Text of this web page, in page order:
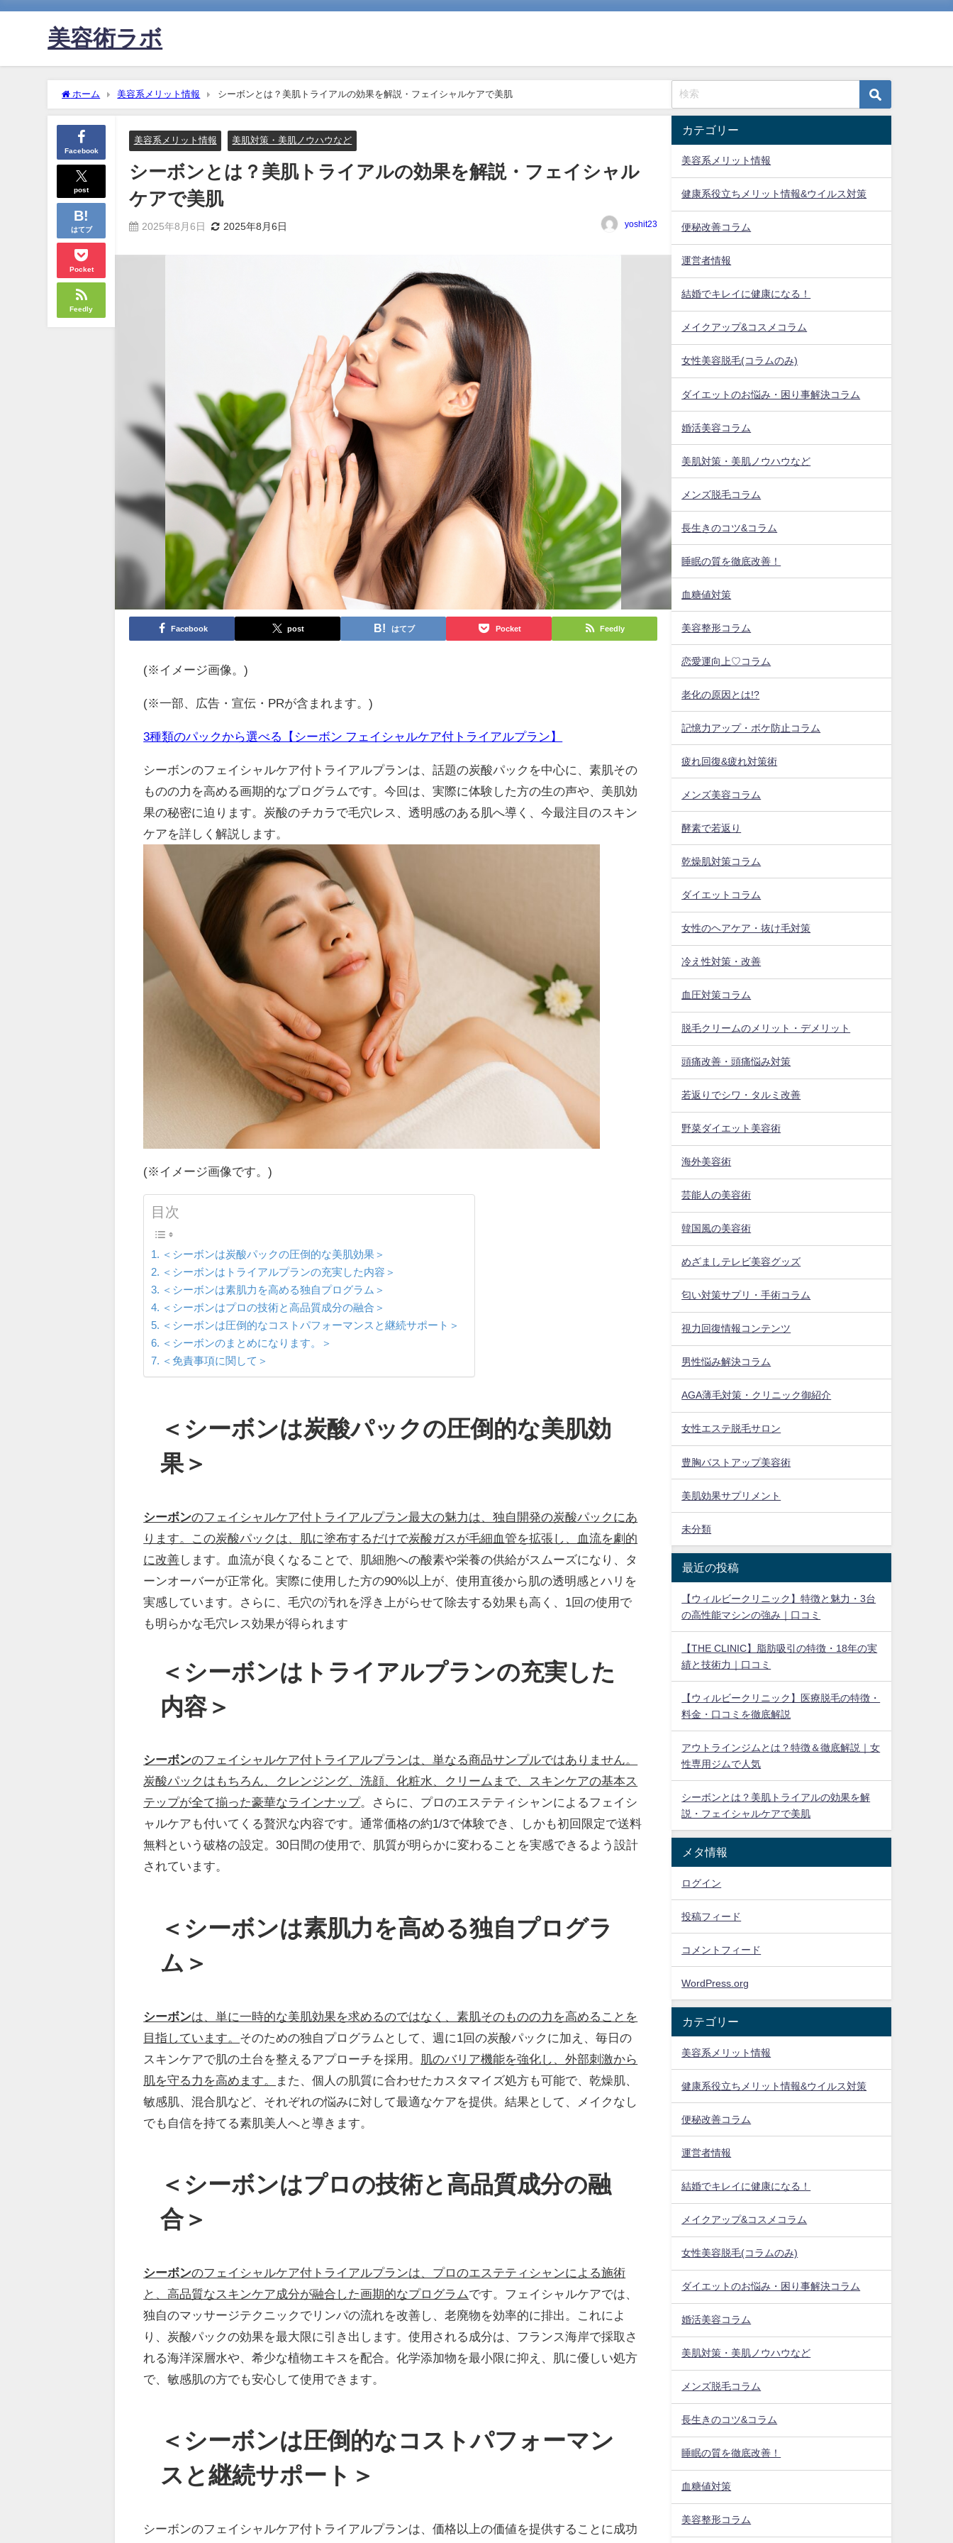
美容術ラボ
ホーム 美容系メリット情報 シーボンとは？美肌トライアルの効果を解説・フェイシャルケアで美肌
Facebook
post
はてブ
Pocket
Feedly
美容系メリット情報 美肌対策・美肌ノウハウなど
シーボンとは？美肌トライアルの効果を解説・フェイシャル
ケアで美肌
2025年8月6日 2025年8月6日 yoshit23
Facebook post はてブ Pocket Feedly
(※イメージ画像。)
(※一部、広告・宣伝・PRが含まれます。)
3種類のパックから選べる【シーボン フェイシャルケア付トライアルプラン】
シーボンのフェイシャルケア付トライアルプランは、話題の炭酸パックを中心に、素肌その
ものの力を高める画期的なプログラムです。今回は、実際に体験した方の生の声や、美肌効
果の秘密に迫ります。炭酸のチカラで毛穴レス、透明感のある肌へ導く、今最注目のスキン
ケアを詳しく解説します。
(※イメージ画像です。)
目次
＜シーボンは炭酸パックの圧倒的な美肌効果＞
＜シーボンはトライアルプランの充実した内容＞
＜シーボンは素肌力を高める独自プログラム＞
＜シーボンはプロの技術と高品質成分の融合＞
＜シーボンは圧倒的なコストパフォーマンスと継続サポート＞
＜シーボンのまとめになります。＞
＜免責事項に関して＞
＜シーボンは炭酸パックの圧倒的な美肌効
果＞
シーボンのフェイシャルケア付トライアルプラン最大の魅力は、独自開発の炭酸パックにあ
ります。この炭酸パックは、肌に塗布するだけで炭酸ガスが毛細血管を拡張し、血流を劇的
に改善します。血流が良くなることで、肌細胞への酸素や栄養の供給がスムーズになり、タ
ーンオーバーが正常化。実際に使用した方の90%以上が、使用直後から肌の透明感とハリを
実感しています。さらに、毛穴の汚れを浮き上がらせて除去する効果も高く、1回の使用で
も明らかな毛穴レス効果が得られます
＜シーボンはトライアルプランの充実した
内容＞
シーボンのフェイシャルケア付トライアルプランは、単なる商品サンプルではありません。
炭酸パックはもちろん、クレンジング、洗顔、化粧水、クリームまで、スキンケアの基本ス
テップが全て揃った豪華なラインナップ。さらに、プロのエステティシャンによるフェイシ
ャルケアも付いてくる贅沢な内容です。通常価格の約1/3で体験でき、しかも初回限定で送料
無料という破格の設定。30日間の使用で、肌質が明らかに変わることを実感できるよう設計
されています。
＜シーボンは素肌力を高める独自プログラ
ム＞
シーボンは、単に一時的な美肌効果を求めるのではなく、素肌そのものの力を高めることを
目指しています。 そのための独自プログラムとして、週に1回の炭酸パックに加え、毎日の
スキンケアで肌の土台を整えるアプローチを採用。
肌のバリア機能を強化し、外部刺激から
肌を守る力を高めます。
また、個人の肌質に合わせたカスタマイズ処方も可能で、乾燥肌、
敏感肌、混合肌など、それぞれの悩みに対して最適なケアを提供。結果として、メイクなし
でも自信を持てる素肌美人へと導きます。
＜シーボンはプロの技術と高品質成分の融
合＞
シーボンのフェイシャルケア付トライアルプランは、プロのエステティシャンによる施術
と、高品質なスキンケア成分が融合した画期的なプログラムです。フェイシャルケアでは、
独自のマッサージテクニックでリンパの流れを改善し、老廃物を効率的に排出。これによ
り、炭酸パックの効果を最大限に引き出します。使用される成分は、フランス海岸で採取さ
れる海洋深層水や、希少な植物エキスを配合。化学添加物を最小限に抑え、肌に優しい処方
で、敏感肌の方でも安心して使用できます。
＜シーボンは圧倒的なコストパフォーマン
スと継続サポート＞
シーボンのフェイシャルケア付トライアルプランは、価格以上の価値を提供することに成功
カテゴリー
美容系メリット情報
健康系役立ちメリット情報&ウイルス対策
便秘改善コラム
運営者情報
結婚でキレイに健康になる！
メイクアップ&コスメコラム
女性美容脱毛(コラムのみ)
ダイエットのお悩み・困り事解決コラム
婚活美容コラム
美肌対策・美肌ノウハウなど
メンズ脱毛コラム
長生きのコツ&コラム
睡眠の質を徹底改善！
血糖値対策
美容整形コラム
恋愛運向上♡コラム
老化の原因とは!?
記憶力アップ・ボケ防止コラム
疲れ回復&疲れ対策術
メンズ美容コラム
酵素で若返り
乾燥肌対策コラム
ダイエットコラム
女性のヘアケア・抜け毛対策
冷え性対策・改善
血圧対策コラム
脱毛クリームのメリット・デメリット
頭痛改善・頭痛悩み対策
若返りでシワ・タルミ改善
野菜ダイエット美容術
海外美容術
芸能人の美容術
韓国風の美容術
めざましテレビ美容グッズ
匂い対策サプリ・手術コラム
視力回復情報コンテンツ
男性悩み解決コラム
AGA薄毛対策・クリニック御紹介
女性エステ脱毛サロン
豊胸バストアップ美容術
美肌効果サプリメント
未分類
最近の投稿
【ウィルビークリニック】特徴と魅力・3台
の高性能マシンの強み｜口コミ
【THE CLINIC】脂肪吸引の特徴・18年の実
績と技術力｜口コミ
【ウィルビークリニック】医療脱毛の特徴・
料金・口コミを徹底解説
アウトラインジムとは？特徴＆徹底解説｜女
性専用ジムで人気
シーボンとは？美肌トライアルの効果を解
説・フェイシャルケアで美肌
メタ情報
ログイン
投稿フィード
コメントフィード
WordPress.org
カテゴリー
美容系メリット情報
健康系役立ちメリット情報&ウイルス対策
便秘改善コラム
運営者情報
結婚でキレイに健康になる！
メイクアップ&コスメコラム
女性美容脱毛(コラムのみ)
ダイエットのお悩み・困り事解決コラム
婚活美容コラム
美肌対策・美肌ノウハウなど
メンズ脱毛コラム
長生きのコツ&コラム
睡眠の質を徹底改善！
血糖値対策
美容整形コラム